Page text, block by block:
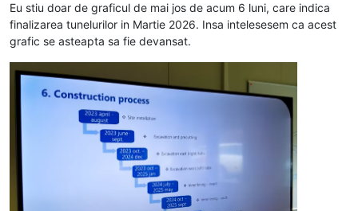
Eu stiu doar de graficul de mai jos de acum 6 luni, care indica
finalizarea tunelurilor in Martie 2026. Insa intelesesem ca acest
grafic se asteapta sa fie devansat.